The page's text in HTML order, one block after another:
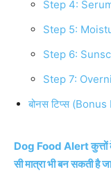
Step 4:
Step 5:
Step 6:
Step 7:
बोनस टिप्स
Dog Food Alert कुत्तों
सी मात्रा भी बन सकती है